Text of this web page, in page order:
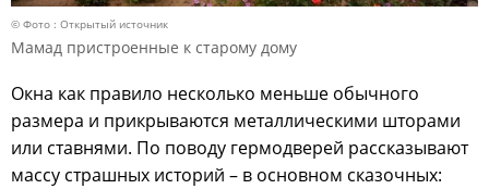
© Фото : Открытый источник
Мамад пристроенные к старому дому
Окна как правило несколько меньше обычного
размера и прикрываются металлическими шторами
или ставнями. По поводу гермодверей рассказывают
массу страшных историй – в основном сказочных: